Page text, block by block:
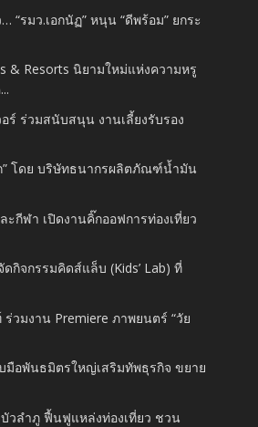
“รมว.เอกนัฏ” หนุน “ดีพร้อม” ยกระ
& Resorts นิยามใหม่แห่งความหรู
อร์ ร่วมสนับสนุน งานเลี้ยงรับรอง
” โดย บริษัทธนากรผลิตภัณฑ์น้ำมัน
ะกีฬา เปิดงานคิ๊กออฟการท่องเที่ยว
ดกิจกรรมคิดส์แล็บ (Kids’ Lab) ที่
ร่วมงาน Premiere ภาพยนตร์ “วัย
บมือพันธมิตรใหญ่เสริมทัพธุรกิจ ขยาย
วลำภู ฟื้นฟูแหล่งท่องเที่ยว ชวน